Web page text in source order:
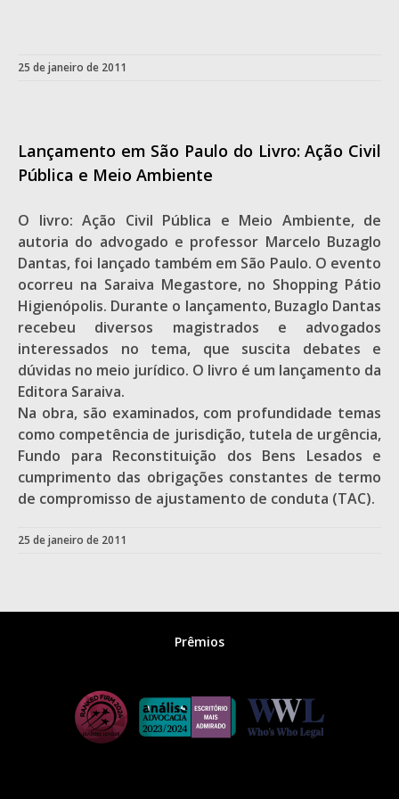
25 de janeiro de 2011
Lançamento em São Paulo do Livro: Ação Civil
Pública e Meio Ambiente
O livro: Ação Civil Pública e Meio Ambiente, de
autoria do advogado e professor Marcelo Buzaglo
Dantas, foi lançado também em São Paulo. O evento
ocorreu na Saraiva Megastore, no Shopping Pátio
Higienópolis. Durante o lançamento, Buzaglo Dantas
recebeu diversos magistrados e advogados
interessados no tema, que suscita debates e
dúvidas no meio jurídico. O livro é um lançamento da
Editora Saraiva.
Na obra, são examinados, com profundidade temas
como competência de jurisdição, tutela de urgência,
Fundo para Reconstituição dos Bens Lesados e
cumprimento das obrigações constantes de termo
de compromisso de ajustamento de conduta (TAC).
25 de janeiro de 2011
Prêmios